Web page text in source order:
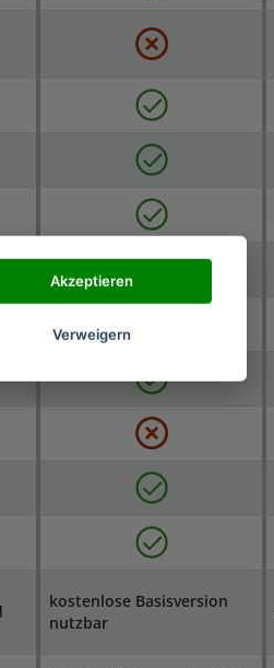
kostenlose Basisversion
nutzbar
Akzeptieren
Verweigern